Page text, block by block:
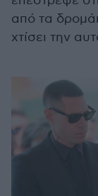
από τα
χτίσει την